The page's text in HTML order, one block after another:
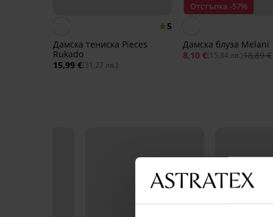
5
Дамска тениска Pieces
Rukado
15,99 €(31,27 лв.)
Отстъпка -57%
Дамска блуза Melani
8,10 €(15,84 лв.)18,89 €